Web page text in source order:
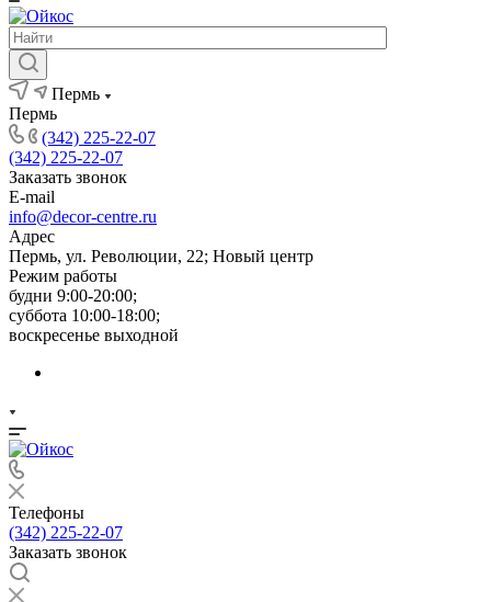
Пермь
Пермь
(342) 225-22-07
(342) 225-22-07
Заказать звонок
E-mail
info@decor-centre.ru
Адрес
Пермь, ул. Революции, 22; Новый центр
Режим работы
будни 9:00-20:00;
суббота 10:00-18:00;
воскресенье выходной
Телефоны
(342) 225-22-07
Заказать звонок